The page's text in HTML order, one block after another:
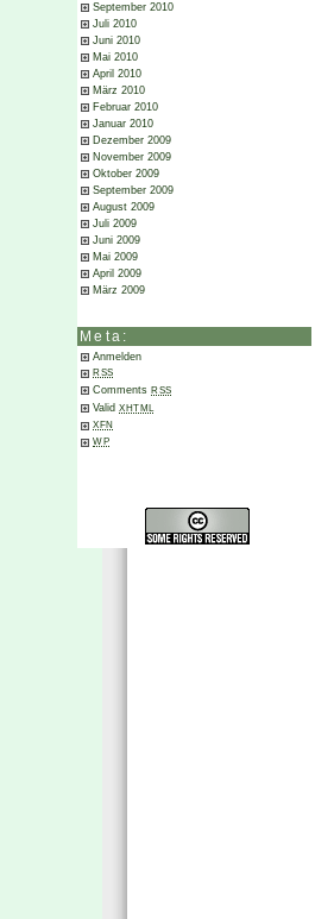
September 2010
Juli 2010
Juni 2010
Mai 2010
April 2010
März 2010
Februar 2010
Januar 2010
Dezember 2009
November 2009
Oktober 2009
September 2009
August 2009
Juli 2009
Juni 2009
Mai 2009
April 2009
März 2009
Meta:
Anmelden
RSS
Comments RSS
Valid XHTML
XFN
WP